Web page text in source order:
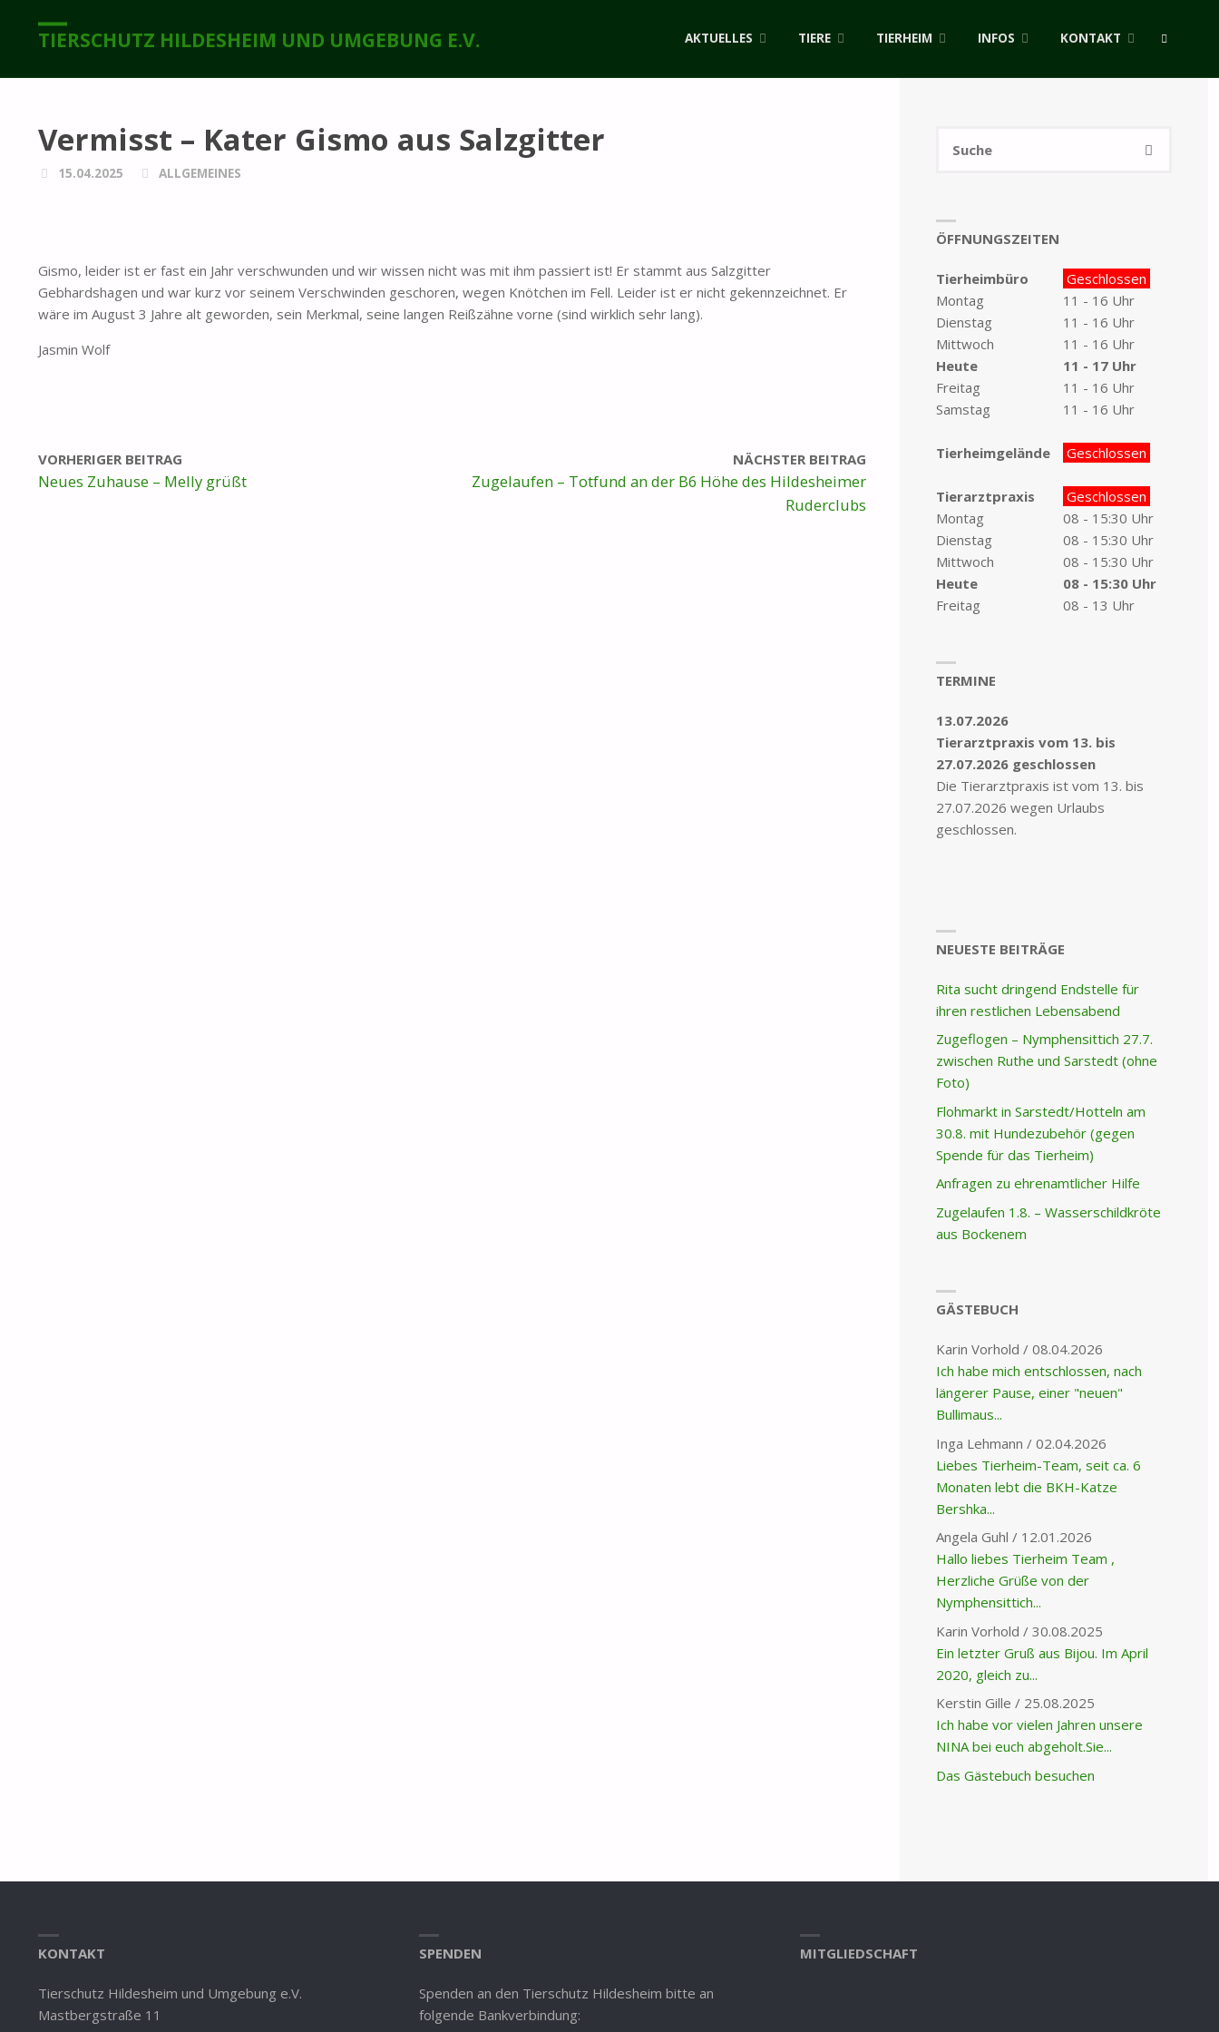
TIERSCHUTZ HILDESHEIM UND UMGEBUNG E.V. AKTUELLES TIERE TIERHEIM INFOS KONTAKT
Vermisst – Kater Gismo aus Salzgitter
15.04.2025 ALLGEMEINES
Gismo, leider ist er fast ein Jahr verschwunden und wir wissen nicht was mit ihm passiert ist! Er stammt aus Salzgitter
Gebhardshagen und war kurz vor seinem Verschwinden geschoren, wegen Knötchen im Fell. Leider ist er nicht gekennzeichnet. Er
wäre im August 3 Jahre alt geworden, sein Merkmal, seine langen Reißzähne vorne (sind wirklich sehr lang).
Jasmin Wolf
VORHERIGER BEITRAG
Neues Zuhause – Melly grüßt
NÄCHSTER BEITRAG
Zugelaufen – Totfund an der B6 Höhe des Hildesheimer
Ruderclubs
SUCHE
ÖFFNUNGSZEITEN
Tierheimbüro
Montag
Dienstag
Mittwoch
Heute
Freitag
Samstag
Geschlossen
11 - 16 Uhr
11 - 16 Uhr
11 - 16 Uhr
11 - 17 Uhr
11 - 16 Uhr
11 - 16 Uhr
Tierheimgelände Geschlossen
Tierarztpraxis
Montag
Dienstag
Mittwoch
Heute
Freitag
Geschlossen
08 - 15:30 Uhr
08 - 15:30 Uhr
08 - 15:30 Uhr
08 - 15:30 Uhr
08 - 13 Uhr
TERMINE
13.07.2026
Tierarztpraxis vom 13. bis
27.07.2026 geschlossen
Die Tierarztpraxis ist vom 13. bis
27.07.2026 wegen Urlaubs
geschlossen.
NEUESTE BEITRÄGE
Rita sucht dringend Endstelle für
ihren restlichen Lebensabend
Zugeflogen – Nymphensittich 27.7.
zwischen Ruthe und Sarstedt (ohne
Foto)
Flohmarkt in Sarstedt/Hotteln am
30.8. mit Hundezubehör (gegen
Spende für das Tierheim)
Anfragen zu ehrenamtlicher Hilfe
Zugelaufen 1.8. – Wasserschildkröte
aus Bockenem
GÄSTEBUCH
Karin Vorhold / 08.04.2026
Ich habe mich entschlossen, nach
längerer Pause, einer "neuen"
Bullimaus...
Inga Lehmann / 02.04.2026
Liebes Tierheim-Team, seit ca. 6
Monaten lebt die BKH-Katze
Bershka...
Angela Guhl / 12.01.2026
Hallo liebes Tierheim Team ,
Herzliche Grüße von der
Nymphensittich...
Karin Vorhold / 30.08.2025
Ein letzter Gruß aus Bijou. Im April
2020, gleich zu...
Kerstin Gille / 25.08.2025
Ich habe vor vielen Jahren unsere
NINA bei euch abgeholt.Sie...
Das Gästebuch besuchen
KONTAKT
Tierschutz Hildesheim und Umgebung e.V.
Mastbergstraße 11
SPENDEN
Spenden an den Tierschutz Hildesheim bitte an
folgende Bankverbindung:
MITGLIEDSCHAFT